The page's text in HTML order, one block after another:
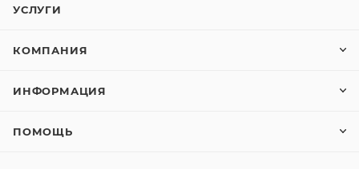
УСЛУГИ
КОМПАНИЯ
ИНФОРМАЦИЯ
ПОМОЩЬ